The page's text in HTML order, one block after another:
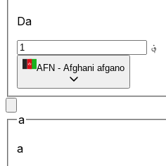
Da
؋
AFN - Afghani afgano
a
a